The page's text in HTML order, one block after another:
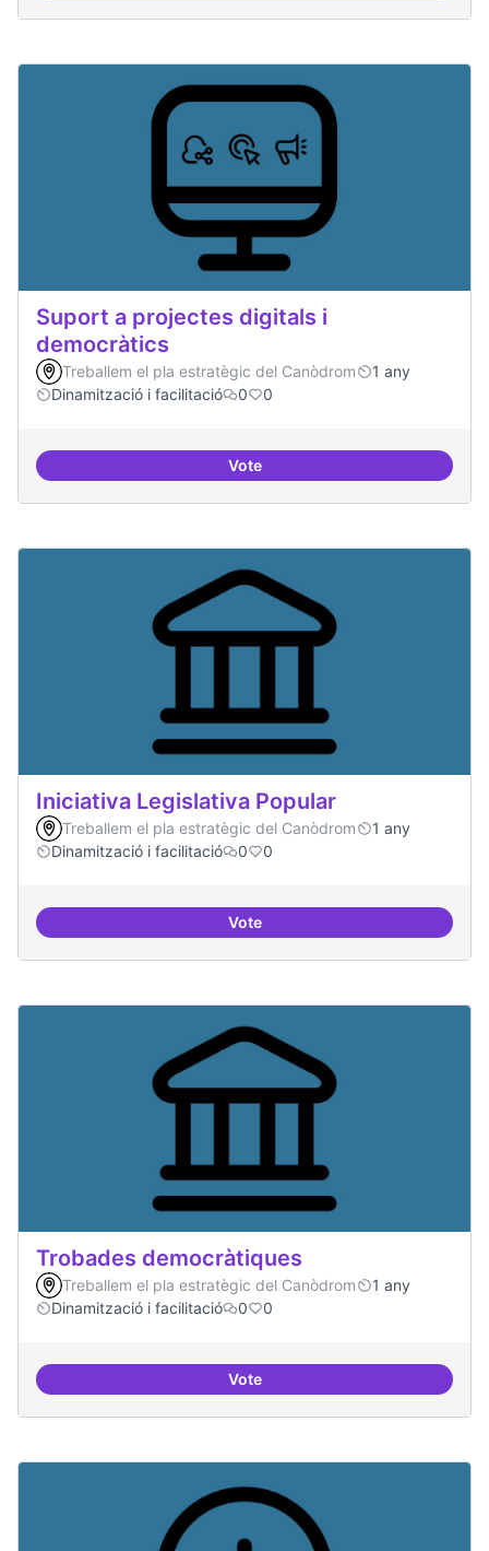
Suport a projectes digitals i
democràtics
Treballem el pla estratègic del Canòdrom
1 any
Dinamització i facilitació
0 0
VoteSuport a projectes digitals i
Iniciativa Legislativa Popular
Treballem el pla estratègic del Canòdrom
1 any
Dinamització i facilitació
0 0
VoteIniciativa Legislativa Popular
Trobades democràtiques
Treballem el pla estratègic del Canòdrom
1 any
Dinamització i facilitació
0 0
VoteTrobades democràtiques